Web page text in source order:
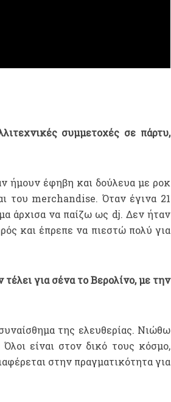
συμμετοχές σε πάρτυ,
ήμουν έφηβη και δούλευα με ροκ
του merchandise. Όταν έγινα 21
άρχισα να παίζω ως dj. Δεν ήταν
και έπρεπε να πιεστώ πολύ για
για σένα το Βερολίνο, με την
της ελευθερίας. Νιώθω
είναι στον δικό τους κόσμο,
στην πραγματικότητα για